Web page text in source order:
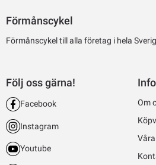
Förmånscykel
Förmånscykel till alla företag i hela
Följ oss gärna!
Facebook
Instagram
Youtube
Om